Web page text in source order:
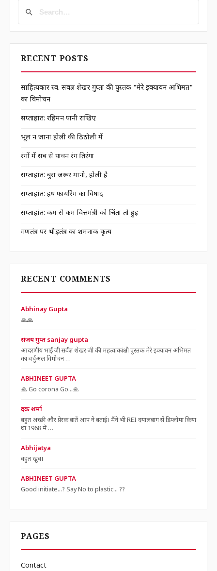
RECENT POSTS
साहित्यकार स्व. सर्वज्ञ शेखर गुप्ता की पुस्तक "मेरे इक्यावन अभिमत"
का विमोचन
सप्ताहांत: रहिमन पानी राखिए
भूल न जाना होली की ठिठोली में
रंगों में सब से पावन रंग तिरंगा
सप्ताहांत: बुरा जरूर मानो, होली है
सप्ताहांत: हर्ष फायरिंग का विषाद
सप्ताहांत: कम से कम वित्तमंत्री को चिंता तो हुई
गणतंत्र पर भीड़तंत्र का शर्मनाक कृत्य
RECENT COMMENTS
Abhinay Gupta
🙏🙏
संजय गुप्त sanjay gupta
आदरणीय भाई जी सर्वज्ञ शेखर जी की महत्वाकांक्षी पुस्तक मेरे इक्यावन अभिमत
का वर्चुअल विमोचन …
ABHINEET GUPTA
🙏 Go corona Go...🙏
दक शर्मा
बहुत अच्छी और प्रेरक बातें आप ने बताई। मैंने भी REI दयालबाग से डिप्लोमा किया
था 1968 में …
Abhijatya
बहुत खूब।
ABHINEET GUPTA
Good initiate...? Say No to plastic... ??
PAGES
Contact